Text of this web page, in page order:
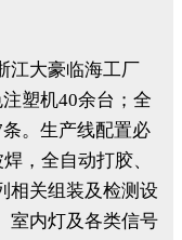
江大豪临海工厂
塑机40余台；全
。生产线配置必
，全自动打胶、
相关组装及检测设
室内灯及各类信号